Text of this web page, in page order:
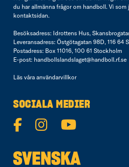
du har allmänna frågor om handboll. Vi
kontaktsidan.
Besöksadress: Idrottens Hus,
Leveransadress: Östgötagatan 98D, 116 64
Postadress: Box 11016, 100 61 Stockholm
E-post: handbollslandslaget@handboll.rf.se
Läs våra användarvillkor
SOCIALA MEDIER